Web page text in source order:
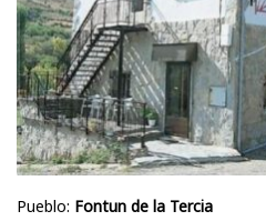
Pueblo: Fontun de la Tercia